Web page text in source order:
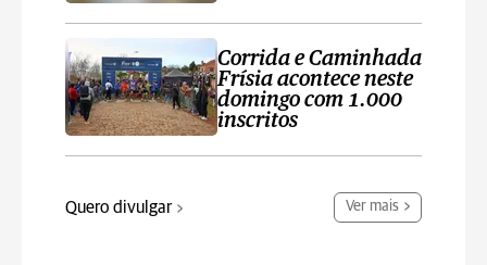
Corrida e Caminhada
Frísia acontece neste
domingo com 1.000
inscritos
Quero divulgar Ver mais